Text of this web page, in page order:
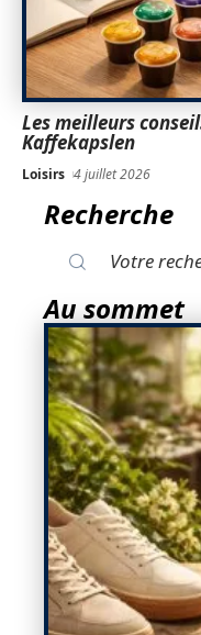
Les meilleurs
Kaffekapslen
Loisirs 4 juillet 2026
Recherche
Au sommet